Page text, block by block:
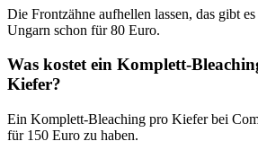
Die Frontzähne aufhellen lassen, das gibt
Ungarn schon für 80 Euro.
Was kostet ein Komplett-
Kiefer?
Ein Komplett-Bleaching pro Kiefer bei
für 150 Euro zu haben.